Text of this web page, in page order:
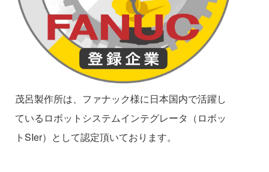
茂呂製作所は、ファナック様に日本国内で活躍し
ているロボットシステムインテグレータ（ロボッ
トSIer）として認定頂いております。